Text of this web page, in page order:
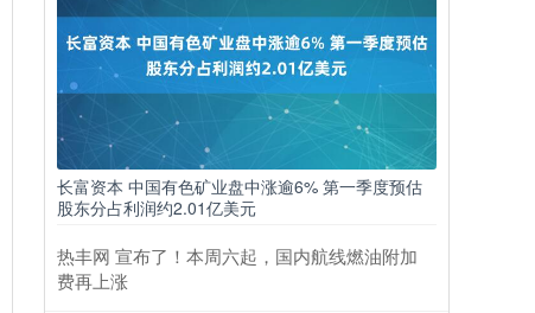
长富资本 中国有色矿业盘中涨逾6% 第一季度预估
股东分占利润约2.01亿美元
热丰网 宣布了！本周六起，国内航线燃油附加
费再上涨